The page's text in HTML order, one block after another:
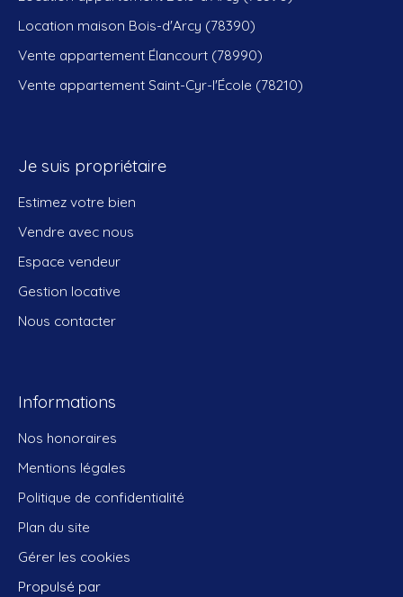
Location maison Bois-d'Arcy (78390)
Vente appartement Élancourt (78990)
Vente appartement Saint-Cyr-l'École (78210)
Je suis propriétaire
Estimez votre bien
Vendre avec nous
Espace vendeur
Gestion locative
Nous contacter
Informations
Nos honoraires
Mentions légales
Politique de confidentialité
Plan du site
Gérer les cookies
Propulsé par